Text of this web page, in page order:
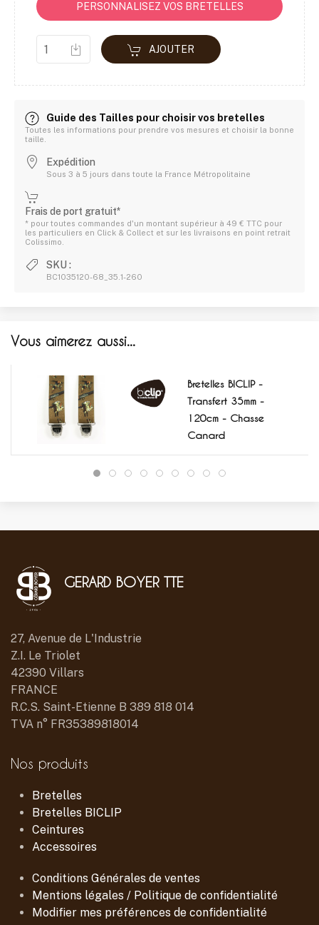
PERSONNALISEZ VOS BRETELLES
AJOUTER
Guide des Tailles pour choisir vos bretelles
Toutes les informations pour prendre vos mesures et choisir la bonne
taille.
Expédition
Sous 3 à 5 jours dans toute la France Métropolitaine
Frais de port gratuit*
* pour toutes commandes d'un montant supérieur à 49 € TTC pour
les particuliers en Click & Collect et sur les livraisons en point retrait
Colissimo.
SKU :
BC1035120-68_35.1-260
Vous aimerez aussi...
Bretelles BICLIP -
Transfert 35mm -
120cm - Chasse
Canard
GERARD BOYER TTE
27, Avenue de L'Industrie
Z.I. Le Triolet
42390 Villars
FRANCE
R.C.S. Saint-Etienne B 389 818 014
TVA n° FR35389818014
Nos produits
Bretelles
Bretelles BICLIP
Ceintures
Accessoires
Conditions Générales de ventes
Mentions légales / Politique de confidentialité
Modifier mes préférences de confidentialité